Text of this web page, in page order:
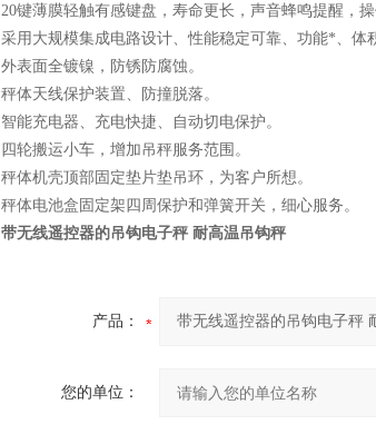
20键薄膜轻触有感键盘，寿命更长，声音蜂鸣提醒，操
采用大规模集成电路设计、性能稳定可靠、功能*、体
外表面全镀镍，防锈防腐蚀。
秤体天线保护装置、防撞脱落。
智能充电器、充电快捷、自动切电保护。
四轮搬运小车，增加吊秤服务范围。
秤体机壳顶部固定垫片垫吊环，为客户所想。
秤体电池盒固定架四周保护和弹簧开关，细心服务。
带无线遥控器的吊钩电子秤 耐高温吊钩秤
产品：
您的单位：